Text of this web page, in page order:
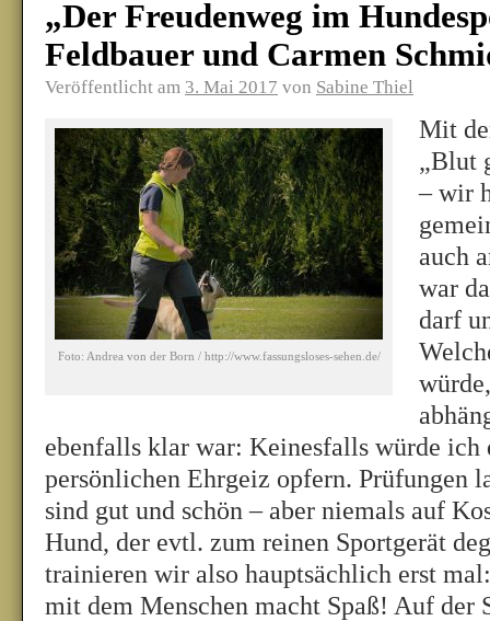
„Der Freudenweg im
Feldbauer und Carmen
Veröffentlicht am 3. Mai 2017 von Sabine Thiel
Foto: Andrea von der Born / http://www.fassungsloses-sehen.de/
Mit
„Blut
– wir
auch
war
darf
ebenfalls klar war: Keinesfalls würde ich
persönlichen Ehrgeiz opfern. Prüfungen
sind gut und schön – aber niemals auf
Hund, der evtl. zum reinen Sportgerät
trainieren wir also hauptsächlich erst
mit dem Menschen macht Spaß! Auf der